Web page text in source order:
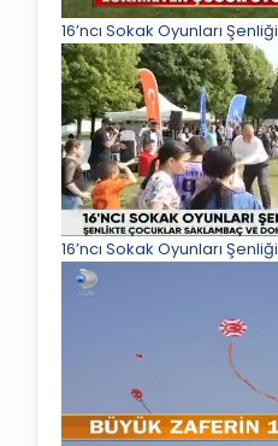
16’ncı Sokak Oyunları Şenliği
16’ncı Sokak Oyunları Şenliği